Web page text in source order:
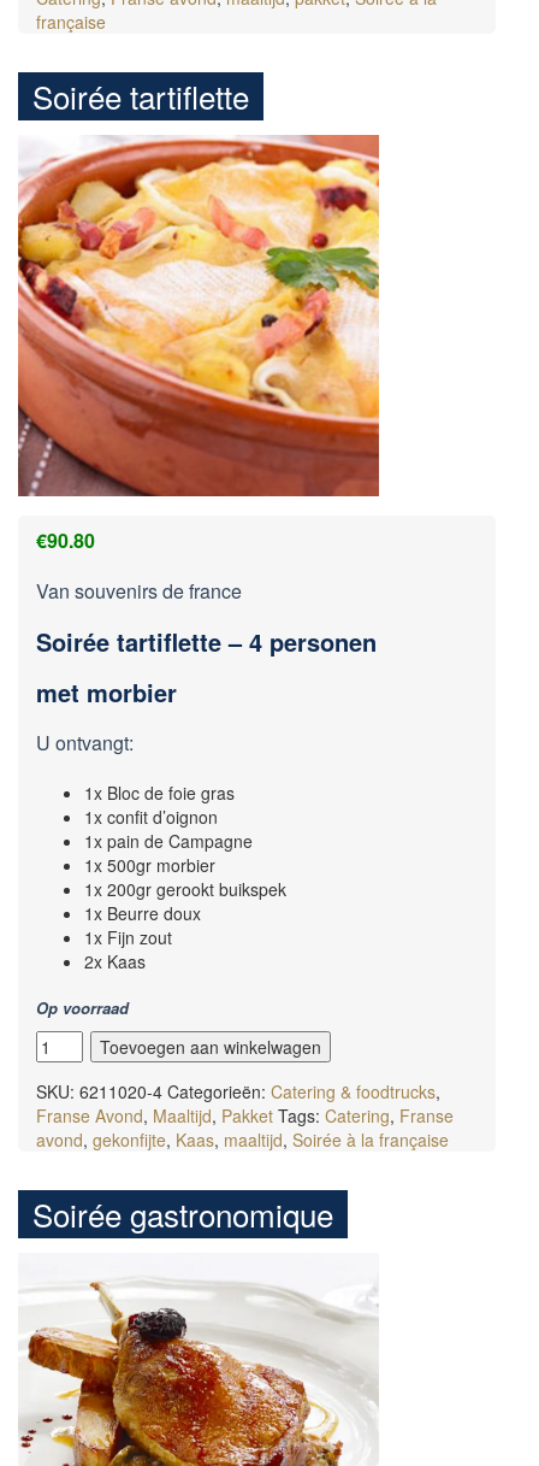
française
Soirée tartiflette
€90.80
Van souvenirs de france
Soirée tartiflette – 4 personen
met morbier
U ontvangt:
1x Bloc de foie gras
1x confit d’oignon
1x pain de Campagne
1x 500gr morbier
1x 200gr gerookt buikspek
1x Beurre doux
1x Fijn zout
2x Kaas
Op voorraad
Soirée
tartiflette
aantal
Toevoegen aan winkelwagen
SKU: 6211020-4 Categorieën: Catering & foodtrucks,
Franse Avond, Maaltijd, Pakket Tags: Catering, Franse
avond, gekonfijte, Kaas, maaltijd, Soirée à la française
Soirée gastronomique